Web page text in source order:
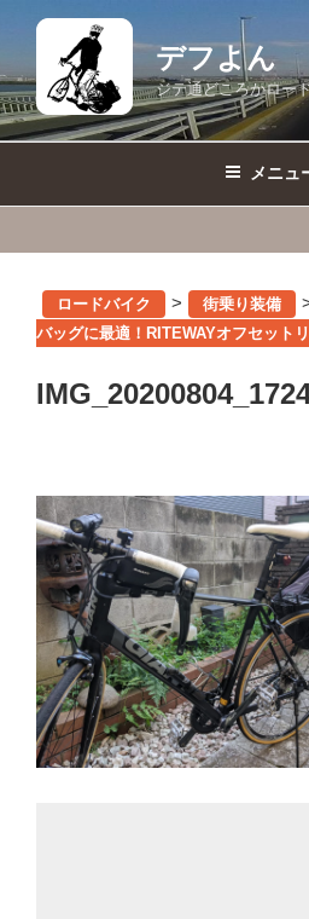
テ
ン
ツ
デフよん
ジテ通どころかロー
メニュ
ロードバイク > 街乗り装備
バッグに最適！RITEWAYオフセット